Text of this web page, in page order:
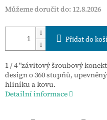
Můžeme doručit do: 12.8.2026
Přidat do
1 / 4 "závitový šroubový
design o 360 stupňů,
hliníku a kovu.
Detailní informace